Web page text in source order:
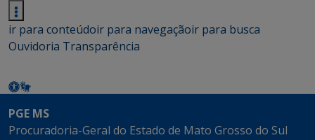
ir para conteúdoir para navegaçãoir para busca
Ouvidoria Transparência
PGE MS
Procuradoria-Geral do Estado de Mato Grosso do Sul